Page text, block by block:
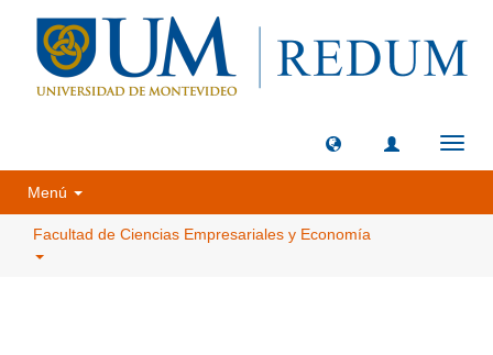
Menú
Facultad de Ciencias Empresariales y Economía